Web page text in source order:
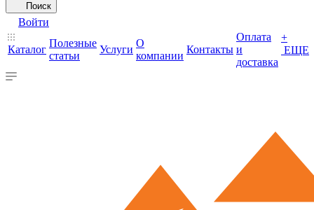
Поиск
Войти
Каталог
Полезные
статьи
Услуги
О
компании
Контакты
Оплата
и
доставка
+
ЕЩЕ